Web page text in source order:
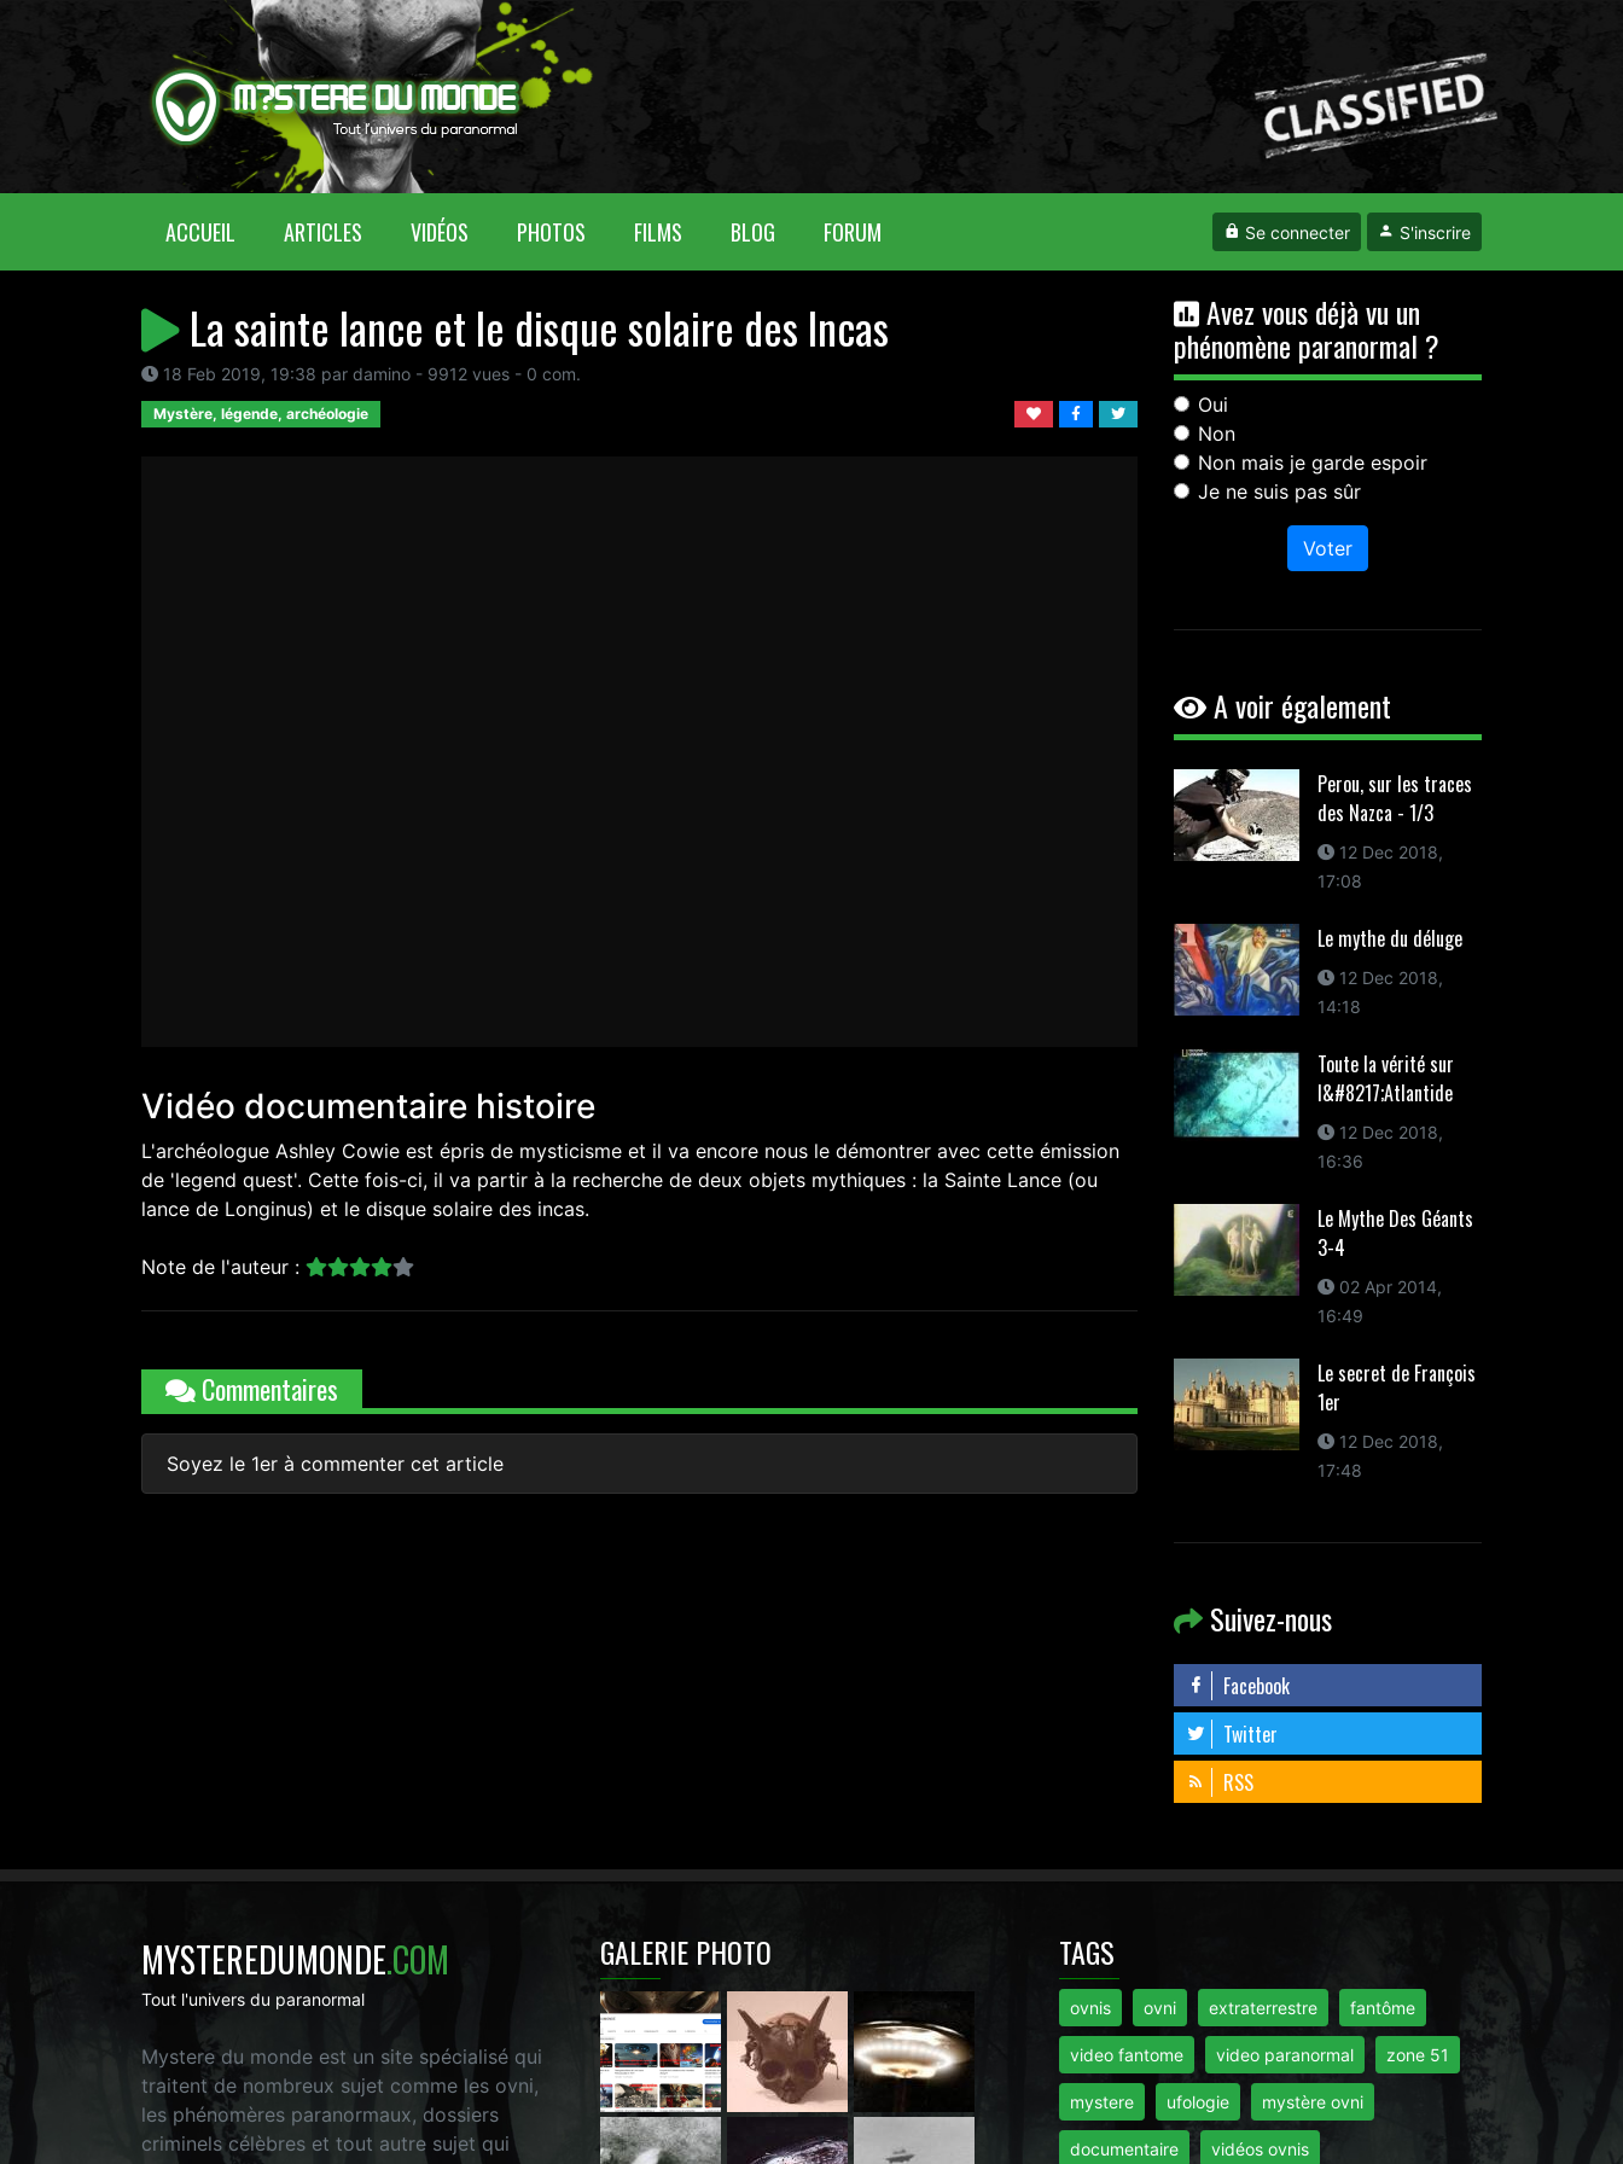
ACCUEIL (CURRENT)ARTICLES VIDÉOS PHOTOS FILMS BLOG FORUM Se connecter S'inscrire
La sainte lance et le disque solaire des Incas
18 Feb 2019, 19:38 par damino - 9912 vues - 0 com.
Mystère, légende, archéologie
Vidéo documentaire histoire
L'archéologue Ashley Cowie est épris de mysticisme et il va encore nous le démontrer avec cette émission
de 'legend quest'. Cette fois-ci, il va partir à la recherche de deux objets mythiques : la Sainte Lance (ou
lance de Longinus) et le disque solaire des incas.
Note de l'auteur :
Commentaires
Soyez le 1er à commenter cet article
Avez vous déjà vu un
phénomène paranormal ?
Oui
Non
Non mais je garde espoir
Je ne suis pas sûr
Voter
A voir également
Perou, sur les traces
des Nazca - 1/3
12 Dec 2018,
17:08
Le mythe du déluge
12 Dec 2018,
14:18
Toute la vérité sur
l&#8217;Atlantide
12 Dec 2018,
16:36
Le Mythe Des Géants
3-4
02 Apr 2014,
16:49
Le secret de François
1er
12 Dec 2018,
17:48
Suivez-nous
Facebook
Twitter
RSS
MYSTEREDUMONDE.COM
Tout l'univers du paranormal
Mystere du monde est un site spécialisé qui
traitent de nombreux sujet comme les ovni,
les phénomères paranormaux, dossiers
criminels célèbres et tout autre sujet qui
GALERIE PHOTO TAGS
ovnis ovni extraterrestre fantôme
video fantome video paranormal zone 51
mystere ufologie mystère ovni
documentaire vidéos ovnis